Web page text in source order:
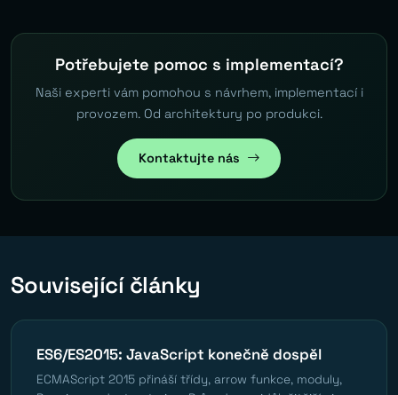
Potřebujete pomoc s implementací?
Naši experti vám pomohou s návrhem, implementací i
provozem. Od architektury po produkci.
Kontaktujte nás
Související články
ES6/ES2015: JavaScript konečně dospěl
ECMAScript 2015 přináší třídy, arrow funkce, moduly,